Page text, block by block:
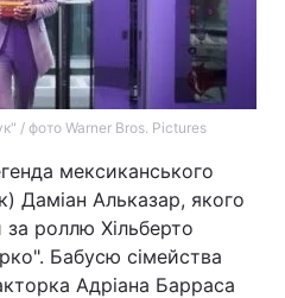
/ фото Warner Bros. Pictures
мексиканського
Даміан Альказар, якого
роллю Хільберто
Бабусю сімейства
Адріана Барраса